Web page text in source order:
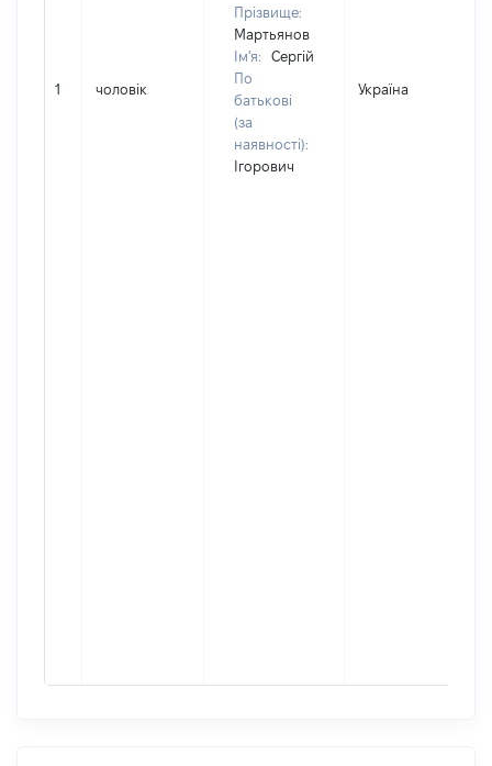
1 чоловік
Прізвище:
Мартьянов
Ім'я:
Сергій
По
батькові
(за
наявності):
Ігорович
Україна